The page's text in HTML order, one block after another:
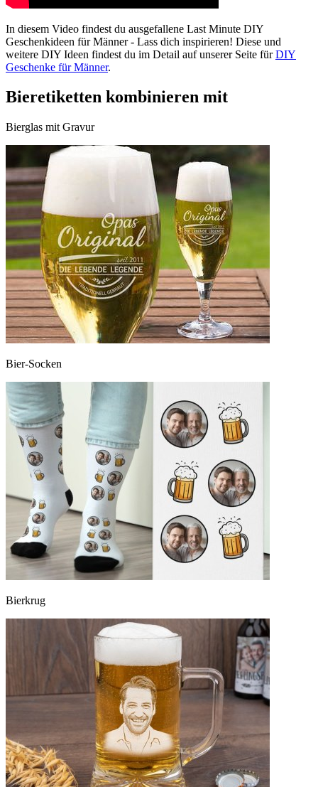
In diesem Video findest du ausgefallene Last Minute DIY
Geschenkideen für Männer - Lass dich inspirieren! Diese und
weitere DIY Ideen findest du im Detail auf unserer Seite fürDIY
Geschenke für Männer.
Bieretiketten kombinieren mit
Bierglas mit Gravur
Bier-Socken
Bierkrug